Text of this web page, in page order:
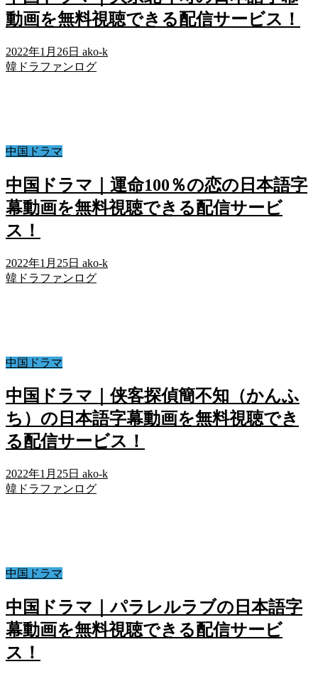
動画を無料視聴できる配信サービス！
2022年1月26日 ako-k
韓ドラファンログ
中国ドラマ
中国ドラマ｜運命100％の恋の日本語字
幕動画を無料視聴できる配信サービ
ス！
2022年1月25日 ako-k
韓ドラファンログ
中国ドラマ
中国ドラマ｜侠客探偵簡不知（かんふ
ち）の日本語字幕動画を無料視聴でき
る配信サービス！
2022年1月25日 ako-k
韓ドラファンログ
中国ドラマ
中国ドラマ｜パラレルラブの日本語字
幕動画を無料視聴できる配信サービ
ス！